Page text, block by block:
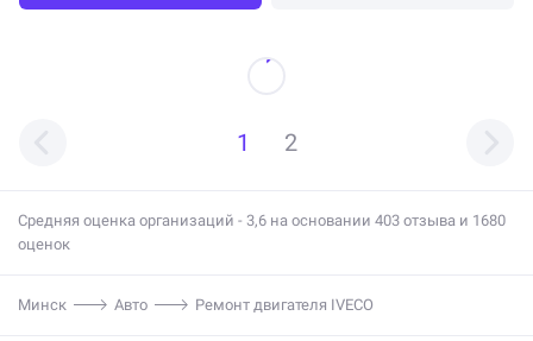
1 2
Средняя оценка организаций - 3,6 на основании 403 отзыва и 1680
оценок
Минск Авто Ремонт двигателя IVECO